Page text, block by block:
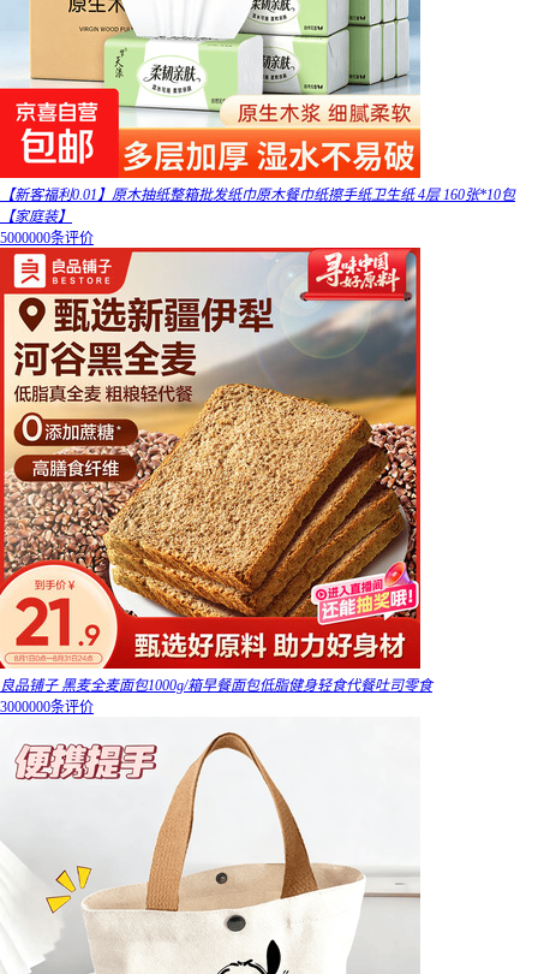
【新客福利0.01】原木抽纸整箱批发纸巾原木餐巾纸擦手纸卫生纸 4层 160张*10包
【家庭装】
5000000条评价
良品铺子 黑麦全麦面包1000g/箱早餐面包低脂健身轻食代餐吐司零食
3000000条评价